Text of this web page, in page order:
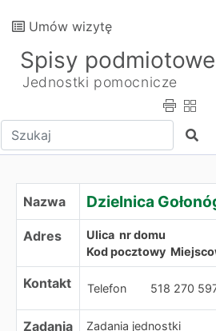
Umów wizytę
Spisy podmiotowe
Jednostki pomocnicze
Wpisz tekst do wyszukania
Dzielnica Gołonóg Północny
Nazwa Dzielnica
Adres
Ulica nr domu
Kod pocztowy
Kontakt Telefon 518 270
Zadania Zadania jednostki